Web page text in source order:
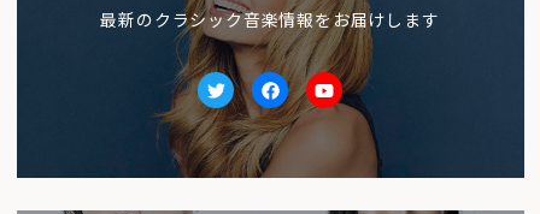
最新のクラシック音楽情報をお届けします
TwitterfacebookYoutube